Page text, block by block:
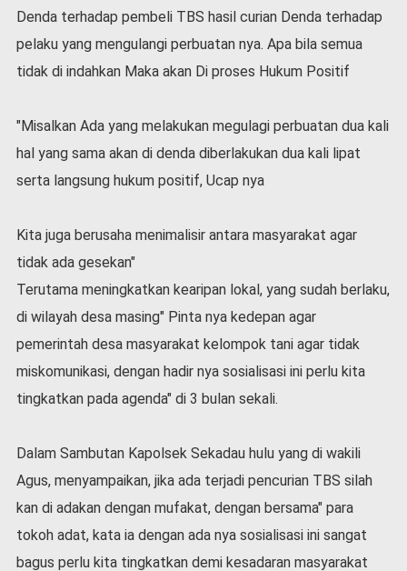
Denda terhadap pembeli TBS hasil curian Denda terhadap
pelaku yang mengulangi perbuatan nya. Apa bila semua
tidak di indahkan Maka akan Di proses Hukum Positif
"Misalkan Ada yang melakukan megulagi perbuatan dua kali
hal yang sama akan di denda diberlakukan dua kali lipat
serta langsung hukum positif, Ucap nya
Kita juga berusaha menimalisir antara masyarakat agar
tidak ada gesekan"
Terutama meningkatkan kearipan lokal, yang sudah berlaku,
di wilayah desa masing" Pinta nya kedepan agar
pemerintah desa masyarakat kelompok tani agar tidak
miskomunikasi, dengan hadir nya sosialisasi ini perlu kita
tingkatkan pada agenda" di 3 bulan sekali.
Dalam Sambutan Kapolsek Sekadau hulu yang di wakili
Agus, menyampaikan, jika ada terjadi pencurian TBS silah
kan di adakan dengan mufakat, dengan bersama" para
tokoh adat, kata ia dengan ada nya sosialisasi ini sangat
bagus perlu kita tingkatkan demi kesadaran masyarakat